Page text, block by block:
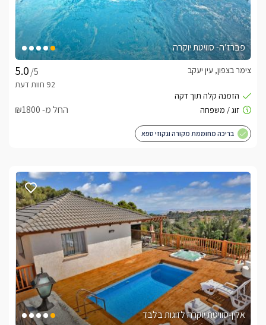
פברז’ה- סוויטת יוקרה
/5
צימר בצפון, עין יעקב
החל מ- ₪1800
בריכה מחוממת מקורה וגקוזי ספא
אלין-סוויטת יוקרה לזוגות בלבד